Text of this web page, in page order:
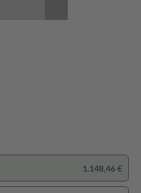
1.148,46 €